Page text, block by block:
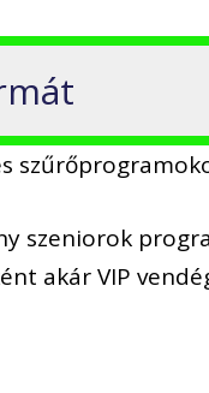
szeniorok
akár VIP